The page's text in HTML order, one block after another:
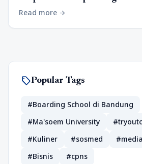
Read more arrow_forward
sellPopular Tags
#Boarding School di Bandung
#Ma'soem University
#Kuliner
#sosmed
#Bisnis
#cpns